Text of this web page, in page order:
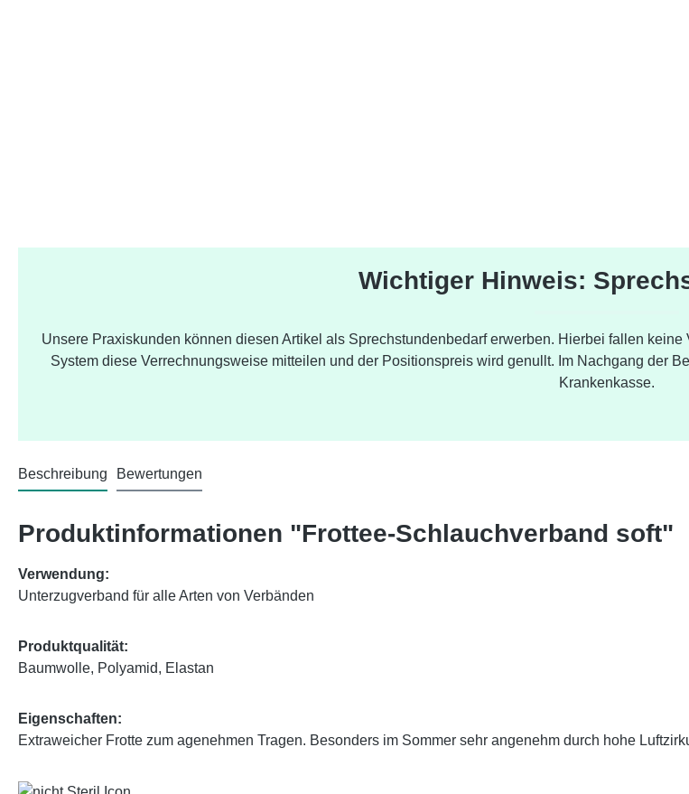
Wichtiger Hinweis:
Unsere Praxiskunden können diesen Artikel als Sprechstundenbedarf erwerben. Hierbei fallen
System diese Verrechnungsweise mitteilen und der Positionspreis wird genullt. Im Nachgang der
Krankenkasse.
Beschreibung Bewertungen
Produktinformationen "Frottee-Schlauchverband soft"
Verwendung:
Unterzugverband für alle Arten von Verbänden
Produktqualität:
Baumwolle, Polyamid, Elastan
Eigenschaften:
Extraweicher Frotte zum agenehmen Tragen. Besonders im Sommer sehr angenehm durch hohe